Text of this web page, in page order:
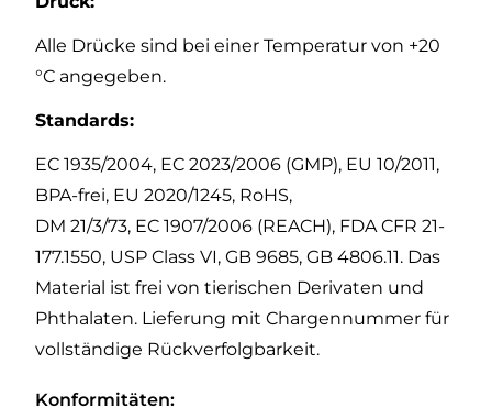
Alle Drücke sind bei einer Temperatur von +20
°C angegeben.
Standards:
EC 1935/2004, EC 2023/2006 (GMP), EU 10/2011,
BPA-frei, EU 2020/1245, RoHS,
DM 21/3/73, EC 1907/2006 (REACH), FDA CFR 21-
177.1550, USP Class VI, GB 9685, GB 4806.11. Das
Material ist frei von tierischen Derivaten und
Phthalaten. Lieferung mit Chargennummer für
vollständige Rückverfolgbarkeit.
Konformitäten: